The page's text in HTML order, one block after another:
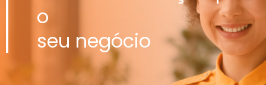
o
seu negócio